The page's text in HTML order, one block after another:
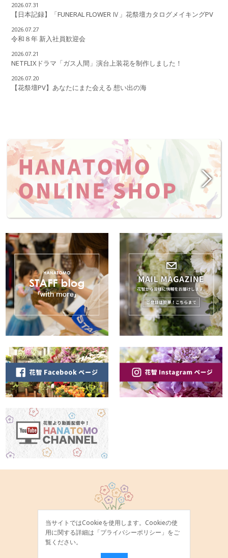
当サイトではCookieを使用します。Cookieの使
用に関する詳細は「プライバシーポリシー 」をご
覧ください。
2026.07.31
【日本記録】「FUNERAL FLOWER Ⅳ」花祭壇カタログメイキングPV
2026.07.27
令和８年 新入社員歓迎会
2026.07.21
NETFLIXドラマ「ガス人間」演台上装花を制作しました！
2026.07.20
【花祭壇PV】あなたにまた会える 想い出の海